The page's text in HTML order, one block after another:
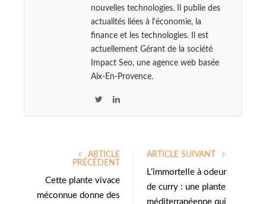
nouvelles technologies. Il publie des
actualités liées à l'économie, la
finance et les technologies. Il est
actuellement Gérant de la société
Impact Seo, une agence web basée
Aix-En-Provence.
t
r
L
e
ARTICLE
PRÉCÉDENT
Cette plante vivace
méconnue donne des
ARTICLE SUIVANT
L’immortelle à odeur
de curry : une plante
méditerranéenne qui